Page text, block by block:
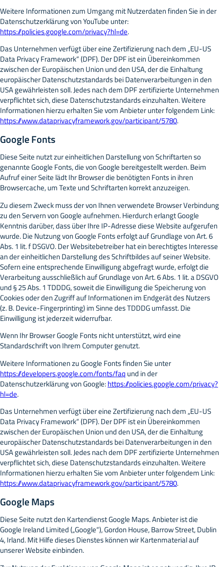
Weitere Informationen zum Umgang mit Nutzerdaten finden Sie in der
Datenschutzerklärung von YouTube unter:
https://policies.google.com/privacy?hl=de.
Das Unternehmen verfügt über eine Zertifizierung nach dem „EU-US
Data Privacy Framework“ (DPF). Der DPF ist ein Übereinkommen
zwischen der Europäischen Union und den USA, der die Einhaltung
europäischer Datenschutzstandards bei Datenverarbeitungen in den
USA gewährleisten soll. Jedes nach dem DPF zertifizierte Unternehmen
verpflichtet sich, diese Datenschutzstandards einzuhalten. Weitere
Informationen hierzu erhalten Sie vom Anbieter unter folgendem Link:
https://www.dataprivacyframework.gov/participant/5780.
Google Fonts
Diese Seite nutzt zur einheitlichen Darstellung von Schriftarten so
genannte Google Fonts, die von Google bereitgestellt werden. Beim
Aufruf einer Seite lädt Ihr Browser die benötigten Fonts in ihren
Browsercache, um Texte und Schriftarten korrekt anzuzeigen.
Zu diesem Zweck muss der von Ihnen verwendete Browser Verbindung
zu den Servern von Google aufnehmen. Hierdurch erlangt Google
Kenntnis darüber, dass über Ihre IP-Adresse diese Website aufgerufen
wurde. Die Nutzung von Google Fonts erfolgt auf Grundlage von Art. 6
Abs. 1 lit. f DSGVO. Der Websitebetreiber hat ein berechtigtes Interesse
an der einheitlichen Darstellung des Schriftbildes auf seiner Website.
Sofern eine entsprechende Einwilligung abgefragt wurde, erfolgt die
Verarbeitung ausschließlich auf Grundlage von Art. 6 Abs. 1 lit. a DSGVO
und § 25 Abs. 1 TDDDG, soweit die Einwilligung die Speicherung von
Cookies oder den Zugriff auf Informationen im Endgerät des Nutzers
(z. B. Device-Fingerprinting) im Sinne des TDDDG umfasst. Die
Einwilligung ist jederzeit widerrufbar.
Wenn Ihr Browser Google Fonts nicht unterstützt, wird eine
Standardschrift von Ihrem Computer genutzt.
Weitere Informationen zu Google Fonts finden Sie unter
https://developers.google.com/fonts/faq und in der
Datenschutzerklärung von Google:https://policies.google.com/privacy?
hl=de.
Das Unternehmen verfügt über eine Zertifizierung nach dem „EU-US
Data Privacy Framework“ (DPF). Der DPF ist ein Übereinkommen
zwischen der Europäischen Union und den USA, der die Einhaltung
europäischer Datenschutzstandards bei Datenverarbeitungen in den
USA gewährleisten soll. Jedes nach dem DPF zertifizierte Unternehmen
verpflichtet sich, diese Datenschutzstandards einzuhalten. Weitere
Informationen hierzu erhalten Sie vom Anbieter unter folgendem Link:
https://www.dataprivacyframework.gov/participant/5780.
Google Maps
Diese Seite nutzt den Kartendienst Google Maps. Anbieter ist die
Google Ireland Limited („Google“), Gordon House, Barrow Street, Dublin
4, Irland. Mit Hilfe dieses Dienstes können wir Kartenmaterial auf
unserer Website einbinden.